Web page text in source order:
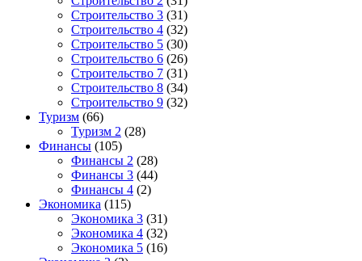
Строительство 3 (31)
Строительство 4 (32)
Строительство 5 (30)
Строительство 6 (26)
Строительство 7 (31)
Строительство 8 (34)
Строительство 9 (32)
Туризм (66)
Туризм 2 (28)
Финансы (105)
Финансы 2 (28)
Финансы 3 (44)
Финансы 4 (2)
Экономика (115)
Экономика 3 (31)
Экономика 4 (32)
Экономика 5 (16)